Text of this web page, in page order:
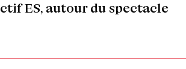
ES, autour du spectacle